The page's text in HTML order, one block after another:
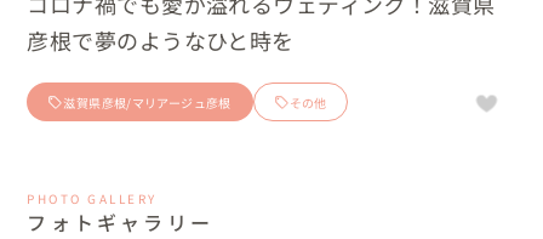
彦根で夢のようなひと時を
滋賀県彦根/マリアージュ彦根 その他
PHOTO GALLERY
フォトギャラリー